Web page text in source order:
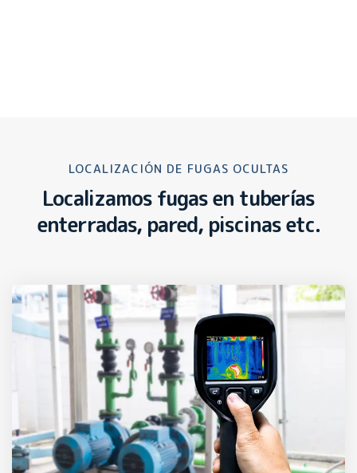
LOCALIZACIÓN DE FUGAS OCULTAS
Localizamos fugas en tuberías
enterradas, pared, piscinas etc.